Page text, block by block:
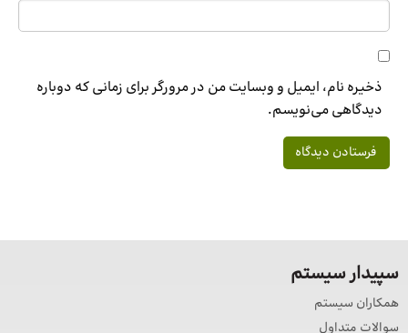
ذخیره نام، ایمیل و وبسایت من در مرورگر برای زمانی که دوباره
دیدگاهی می‌نویسم.
سپیدار سیستم
همکاران سیستم
سوالات متداول